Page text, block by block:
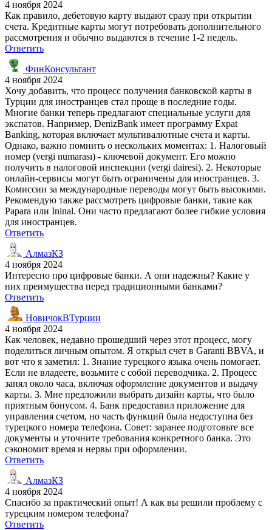
4 ноября 2024
Как правило, дебетовую карту выдают сразу при открытии
счета. Кредитные карты могут потребовать дополнительного
рассмотрения и обычно выдаются в течение 1-2 недель.
Ответить
ФинКонсультант
4 ноября 2024
Хочу добавить, что процесс получения банковской карты в
Турции для иностранцев стал проще в последние годы.
Многие банки теперь предлагают специальные услуги для
экспатов. Например, DenizBank имеет программу Expat
Banking, которая включает мультивалютные счета и карты.
Однако, важно помнить о нескольких моментах: 1. Налоговый
номер (vergi numarası) - ключевой документ. Его можно
получить в налоговой инспекции (vergi dairesi). 2. Некоторые
онлайн-сервисы могут быть ограничены для иностранцев. 3.
Комиссии за международные переводы могут быть высокими.
Рекомендую также рассмотреть цифровые банки, такие как
Papara или Ininal. Они часто предлагают более гибкие условия
для иностранцев.
Ответить
АлмазКЗ
4 ноября 2024
Интересно про цифровые банки. А они надежны? Какие у
них преимущества перед традиционными банками?
Ответить
НовичокВТурции
4 ноября 2024
Как человек, недавно прошедший через этот процесс, могу
поделиться личным опытом. Я открыл счет в Garanti BBVA, и
вот что я заметил: 1. Знание турецкого языка очень помогает.
Если не владеете, возьмите с собой переводчика. 2. Процесс
занял около часа, включая оформление документов и выдачу
карты. 3. Мне предложили выбрать дизайн карты, что было
приятным бонусом. 4. Банк предоставил приложение для
управления счетом, но часть функций была недоступна без
турецкого номера телефона. Совет: заранее подготовьте все
документы и уточните требования конкретного банка. Это
сэкономит время и нервы при оформлении.
Ответить
АлмазКЗ
4 ноября 2024
Спасибо за практический опыт! А как вы решили проблему с
турецким номером телефона?
Ответить